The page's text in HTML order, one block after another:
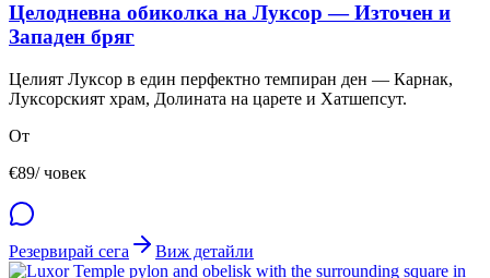
Целодневна обиколка на Луксор — Източен и
Западен бряг
Целият Луксор в един перфектно темпиран ден — Карнак,
Луксорският храм, Долината на царете и Хатшепсут.
От
€89/ човек
Резервирай сега Виж детайли